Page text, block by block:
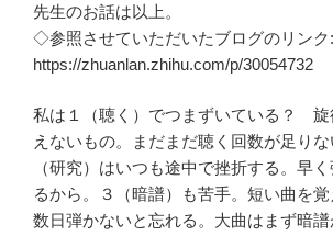
先生のお話は以上。
◇参照させていただいたブログのリンク:
https://zhuanlan.zhihu.com/p/30054732
私は１（聴く）でつまずいている？ 旋
えないもの。まだまだ聴く回数が足りな
（研究）はいつも途中で挫折する。早
るから。３（暗譜）も苦手。短い曲を覚
数日弾かないと忘れる。大曲はまず暗譜